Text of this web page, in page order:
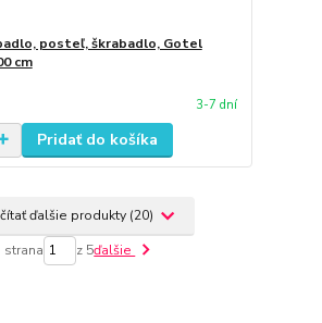
posteľ, škrabadlo, Gotel
cm
3-7 dní
Pridať do košíka
ďalšie produkty (20)
strana z 5ďalšie